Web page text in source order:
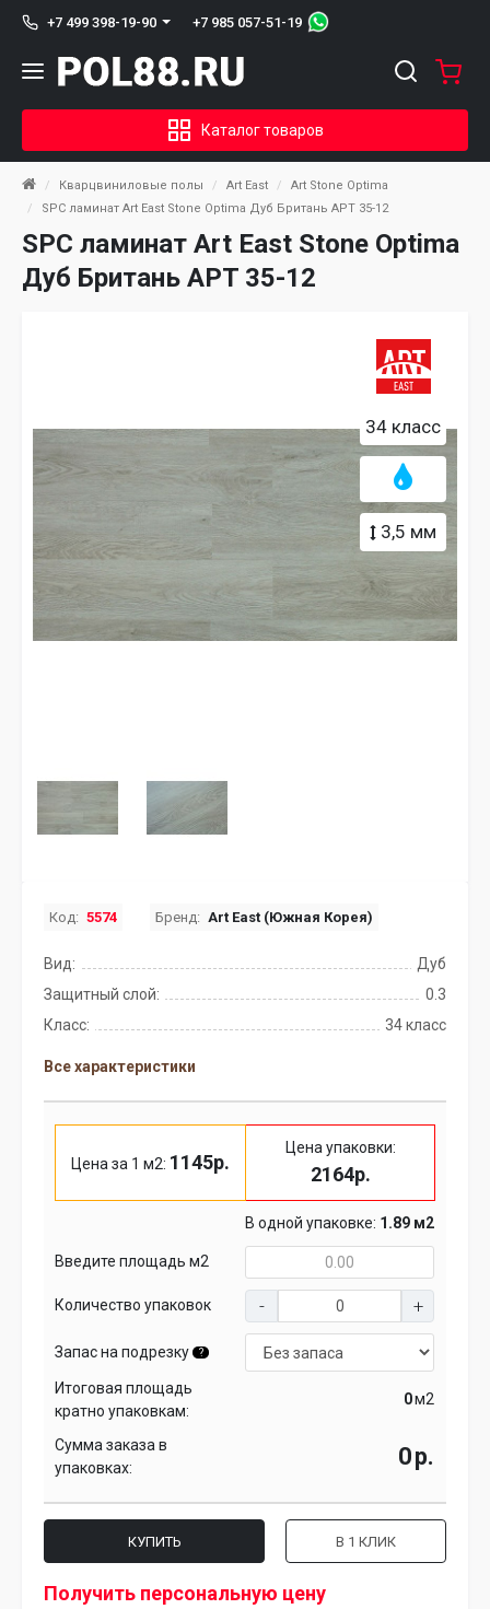
+7 499 398-19-90 +7 985 057-51-19
Каталог товаров
Кварцвиниловые полы Art East
Art Stone Optima
SPC ламинат Art East Stone Optima Дуб Британь APT 35-12
SPC ламинат Art East Stone Optima
Дуб Британь APT 35-12
34 класс
3,5 мм
Код: 5574 Бренд: Art East (Южная Корея)
Вид:
Дуб
Защитный слой:
0.3
Класс:
34 класс
Все характеристики
Цена за 1 м2: 1145р.
Цена упаковки:
2164р.
В одной упаковке: 1.89 м2
Введите площадь м2
Количество упаковок
Запас на подрезку ?
Итоговая площадь
кратно упаковкам:
м2
Сумма заказа в
упаковках:
р.
КУПИТЬ В 1 КЛИК
Получить персональную цену